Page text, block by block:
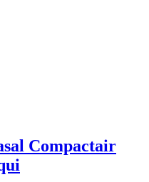
Compactair